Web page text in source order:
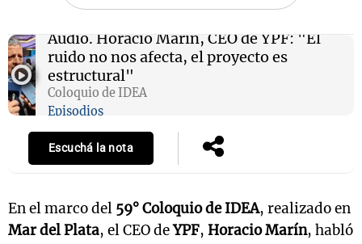
Audio. Horacio Marín, CEO de YPF: "El
ruido no nos afecta, el proyecto es
estructural"
Coloquio de IDEA
Episodios
Escuchá la nota
En el marco del 59° Coloquio de IDEA, realizado en
Mar del Plata, el CEO deYPF, Horacio Marín, habló